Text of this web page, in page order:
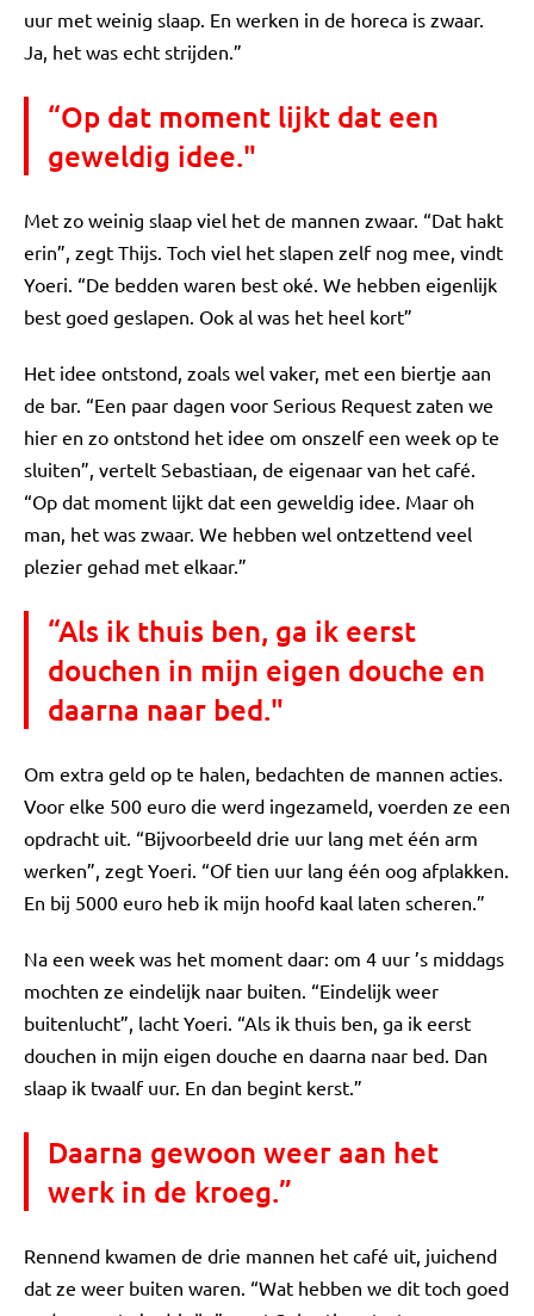
uur met weinig slaap. En werken in de horeca is zwaar.
Ja, het was echt strijden.”
“Op dat moment lijkt dat een
geweldig idee."
Met zo weinig slaap viel het de mannen zwaar. “Dat hakt
erin”, zegt Thijs. Toch viel het slapen zelf nog mee, vindt
Yoeri. “De bedden waren best oké. We hebben eigenlijk
best goed geslapen. Ook al was het heel kort”
Het idee ontstond, zoals wel vaker, met een biertje aan
de bar. “Een paar dagen voor Serious Request zaten we
hier en zo ontstond het idee om onszelf een week op te
sluiten”, vertelt Sebastiaan, de eigenaar van het café.
“Op dat moment lijkt dat een geweldig idee. Maar oh
man, het was zwaar. We hebben wel ontzettend veel
plezier gehad met elkaar.”
“Als ik thuis ben, ga ik eerst
douchen in mijn eigen douche en
daarna naar bed."
Om extra geld op te halen, bedachten de mannen acties.
Voor elke 500 euro die werd ingezameld, voerden ze een
opdracht uit. “Bijvoorbeeld drie uur lang met één arm
werken”, zegt Yoeri. “Of tien uur lang één oog afplakken.
En bij 5000 euro heb ik mijn hoofd kaal laten scheren.”
Na een week was het moment daar: om 4 uur ’s middags
mochten ze eindelijk naar buiten. “Eindelijk weer
buitenlucht”, lacht Yoeri. “Als ik thuis ben, ga ik eerst
douchen in mijn eigen douche en daarna naar bed. Dan
slaap ik twaalf uur. En dan begint kerst.”
Daarna gewoon weer aan het
werk in de kroeg.”
Rennend kwamen de drie mannen het café uit, juichend
dat ze weer buiten waren. “Wat hebben we dit toch goed